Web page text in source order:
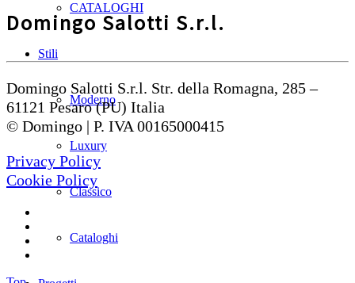
CATALOGHI
Stili
Moderno
Luxury
Classico
Cataloghi
Domingo Salotti S.r.l.
Domingo Salotti S.r.l. Str. della Romagna, 285 –
61121 Pesaro (PU) Italia
© Domingo | P. IVA 00165000415
Privacy Policy
Cookie Policy